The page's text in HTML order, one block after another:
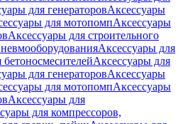
для генераторовАксессуары
для мотопомпАксессуары
Аксессуары для строительного
Аксессуары для
Аксессуары для
для генераторовАксессуары
для мотопомпАксессуары
Аксессуары для
для компрессоров,